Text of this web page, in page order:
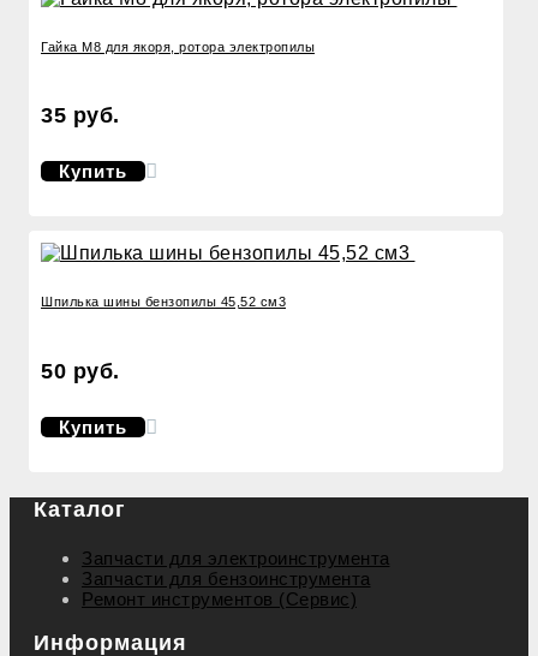
Гайка М8 для якоря, ротора электропилы
35 руб.
Купить
Шпилька шины бензопилы 45,52 см3
50 руб.
Купить
Каталог
Запчасти для электроинструмента
Запчасти для бензоинструмента
Ремонт инструментов (Сервис)
Информация